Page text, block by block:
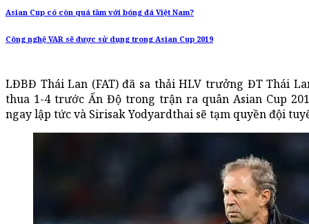
Asian Cup có còn quá tầm với bóng đá Việt Nam?
Công nghệ VAR sẽ được sử dụng trong Asian Cup 2019
LĐBĐ Thái Lan (FAT) đã sa thải HLV trưởng ĐT Thái
thua 1-4 trước Ấn Độ trong trận ra quân Asian Cup
ngay lập tức và Sirisak Yodyardthai sẽ tạm quyền đội